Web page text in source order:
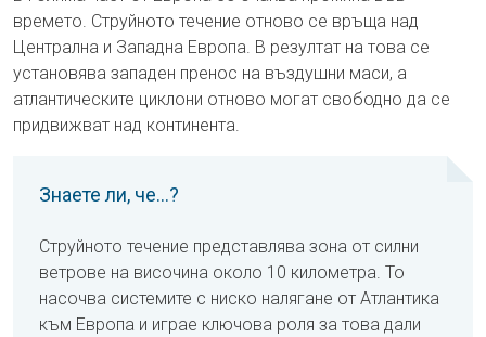
времето. Струйното течение отново се връща над
Централна и Западна Европа. В резултат на това се
установява западен пренос на въздушни маси, а
атлантическите циклони отново могат свободно да се
придвижват над континента.
Знаете ли, че...?
Струйното течение представлява зона от силни
ветрове на височина около 10 километра. То
насочва системите с ниско налягане от Атлантика
към Европа и играе ключова роля за това дали